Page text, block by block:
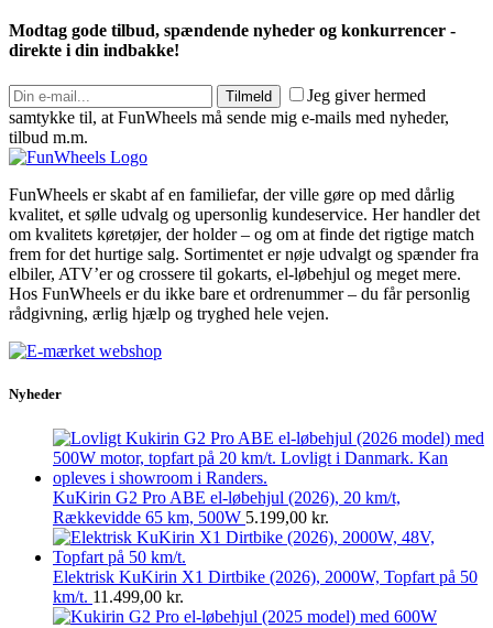
Modtag gode tilbud, spændende nyheder og konkurrencer -
direkte i din indbakke!
Tilmeld
Jeg giver hermed
samtykke til, at FunWheels må sende mig e-mails med nyheder,
tilbud m.m.
FunWheels er skabt af en familiefar, der ville gøre op med dårlig
kvalitet, et sølle udvalg og upersonlig kundeservice. Her handler det
om kvalitets køretøjer, der holder – og om at finde det rigtige match
frem for det hurtige salg. Sortimentet er nøje udvalgt og spænder fra
elbiler, ATV’er og crossere til gokarts, el-løbehjul og meget mere.
Hos FunWheels er du ikke bare et ordrenummer – du får personlig
rådgivning, ærlig hjælp og tryghed hele vejen.
Nyheder
KuKirin G2 Pro ABE el-løbehjul (2026), 20 km/t,
Rækkevidde 65 km, 500W 5.199,00 kr.
Elektrisk KuKirin X1 Dirtbike (2026), 2000W, Topfart på 50
km/t. 11.499,00 kr.